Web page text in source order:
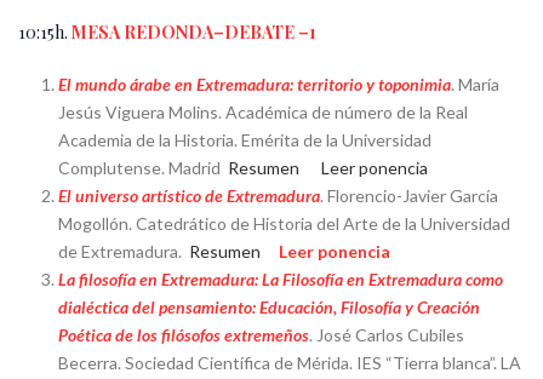
10:15h. MESA REDONDA–DEBATE –1
El mundo árabe en Extremadura: territorio y toponimia. María
Jesús Viguera Molins. Académica de número de la Real
Academia de la Historia. Emérita de la Universidad
Complutense. Madrid Resumen
Leer ponencia
El universo artístico de Extremadura. Florencio-Javier García
Mogollón. Catedrático de Historia del Arte de la Universidad
de Extremadura. Resumen
Leer ponencia
La filosofía en Extremadura: La Filosofía en Extremadura como
dialéctica del pensamiento: Educación, Filosofía y Creación
Poética de los filósofos extremeños. José Carlos Cubiles
Becerra. Sociedad Científica de Mérida. IES “Tierra blanca”. LA